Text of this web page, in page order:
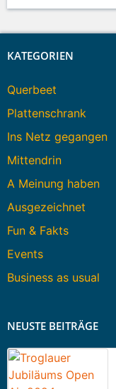
KATEGORIEN
Querbeet
Plattenschrank
Ins Netz gegangen
Mittendrin
A Meinung haben
Ausgezeichnet
Fun & Fakts
Events
Business as usual
NEUSTE BEITRÄGE